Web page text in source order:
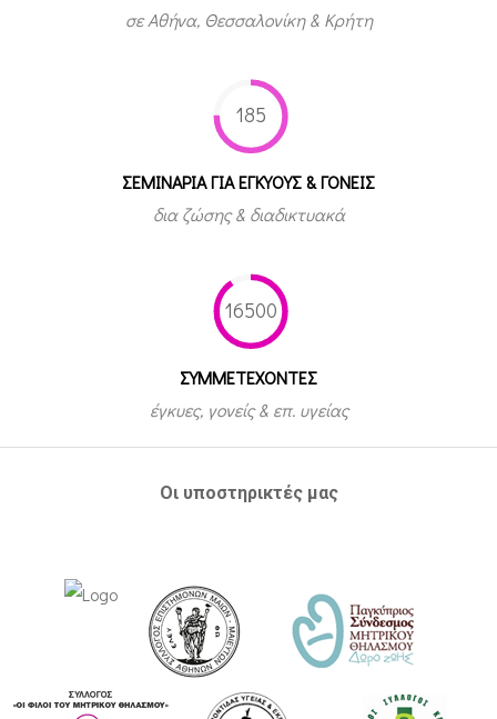
σε Αθήνα, Θεσσαλονίκη & Κρήτη
185
ΣΕΜΙΝΑΡΙΑ ΓΙΑ ΕΓΚΥΟΥΣ & ΓΟΝΕΙΣ
δια ζώσης & διαδικτυακά
16500
ΣΥΜΜΕΤEΧΟΝΤΕΣ
έγκυες, γονείς & επ. υγείας
Οι υποστηρικτές μας